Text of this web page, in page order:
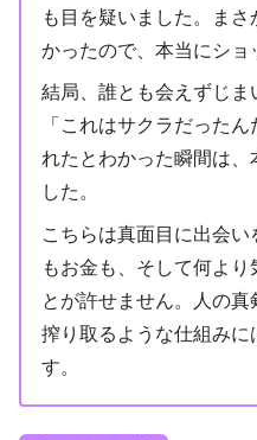
も目を疑いました。ま
かったので、本当にショ
結局、誰とも会えずじま
「これはサクラだった
れたとわかった瞬間は
した。
こちらは真面目に出会
もお金も、そして何よ
とが許せません。人の
搾り取るような仕組みに
す。